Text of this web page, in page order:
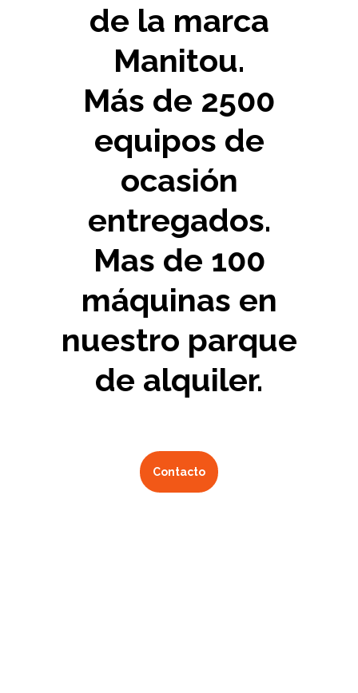
de la marca
Manitou.
Más de 2500
equipos de
ocasión
entregados.
Mas de 100
máquinas en
nuestro parque
de alquiler.
Contacto